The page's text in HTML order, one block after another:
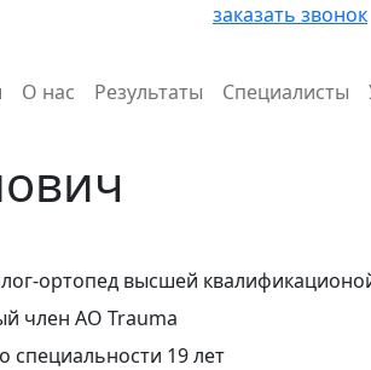
заказать звонок
О нас Результаты Специалисты
ортопед высшей
член AO Trauma
специальности 19 лет